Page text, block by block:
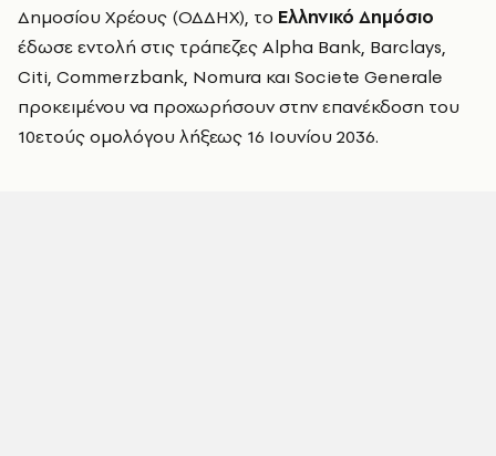
Δημοσίου Χρέους (ΟΔΔΗΧ), το Ελληνικό Δημόσιο
έδωσε εντολή στις τράπεζες Alpha Bank, Barclays,
Citi, Commerzbank, Nomura και Societe Generale
προκειμένου να προχωρήσουν στην επανέκδοση του
10ετούς ομολόγου λήξεως 16 Ιουνίου 2036.